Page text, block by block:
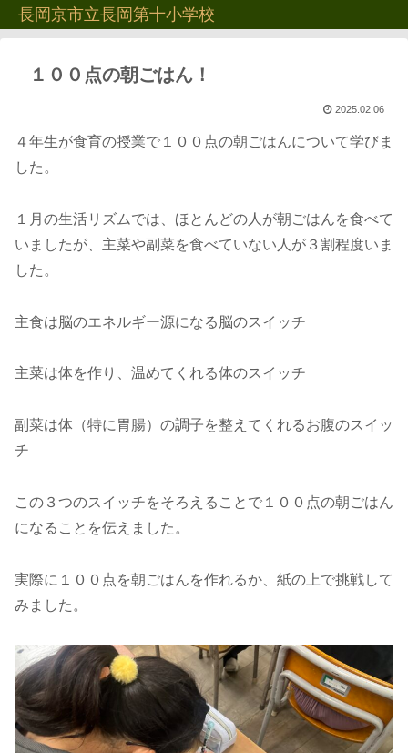
長岡京市立長岡第十小学校
１００点の朝ごはん！
2025.02.06
４年生が食育の授業で１００点の朝ごはんについて学びま
した。
１月の生活リズムでは、ほとんどの人が朝ごはんを食べて
いましたが、主菜や副菜を食べていない人が３割程度いま
した。
主食は脳のエネルギー源になる脳のスイッチ
主菜は体を作り、温めてくれる体のスイッチ
副菜は体（特に胃腸）の調子を整えてくれるお腹のスイッ
チ
この３つのスイッチをそろえることで１００点の朝ごはん
になることを伝えました。
実際に１００点を朝ごはんを作れるか、紙の上で挑戦して
みました。